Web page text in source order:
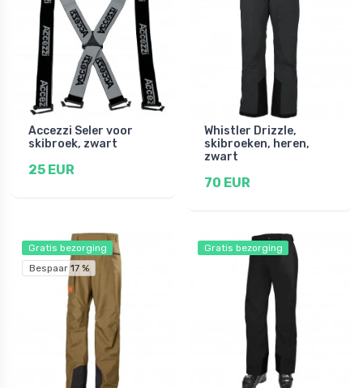
Accezzi Seler voor
skibroek, zwart
25 EUR
Whistler Drizzle,
skibroeken, heren,
zwart
70 EUR
Gratis bezorging
Bespaar 17 %
Gratis bezorging